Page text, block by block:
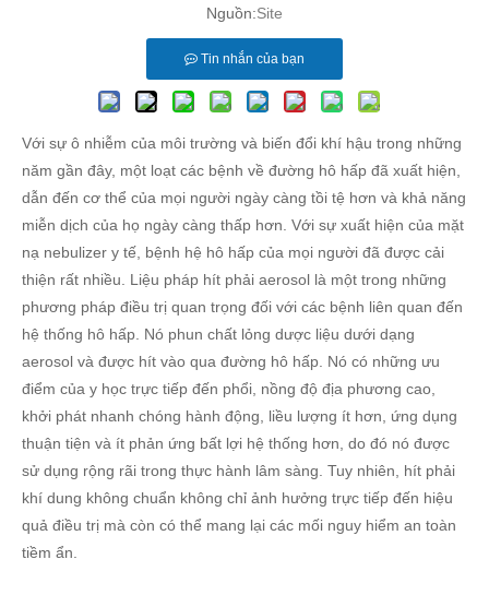
Miếng chuẩn bị cồn vô trùng dùng một lần‎ 3cm X 3cm
Nguồn:Site
Tin nhắn của bạn
Với sự ô nhiễm của môi trường và biến đổi khí hậu trong những
năm gần đây, một loạt các bệnh về đường hô hấp đã xuất hiện,
dẫn đến cơ thể của mọi người ngày càng tồi tệ hơn và khả năng
miễn dịch của họ ngày càng thấp hơn. Với sự xuất hiện của mặt
nạ nebulizer y tế, bệnh hệ hô hấp của mọi người đã được cải
thiện rất nhiều. Liệu pháp hít phải aerosol là một trong những
phương pháp điều trị quan trọng đối với các bệnh liên quan đến
hệ thống hô hấp. Nó phun chất lỏng dược liệu dưới dạng
aerosol và được hít vào qua đường hô hấp. Nó có những ưu
điểm của y học trực tiếp đến phổi, nồng độ địa phương cao,
khởi phát nhanh chóng hành động, liều lượng ít hơn, ứng dụng
thuận tiện và ít phản ứng bất lợi hệ thống hơn, do đó nó được
sử dụng rộng rãi trong thực hành lâm sàng. Tuy nhiên, hít phải
khí dung không chuẩn không chỉ ảnh hưởng trực tiếp đến hiệu
quả điều trị mà còn có thể mang lại các mối nguy hiểm an toàn
tiềm ẩn.